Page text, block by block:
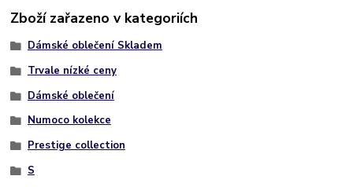
Zboží zařazeno v kategoriích
Dámské oblečení Skladem
Trvale nízké ceny
Dámské oblečení
Numoco kolekce
Prestige collection
S